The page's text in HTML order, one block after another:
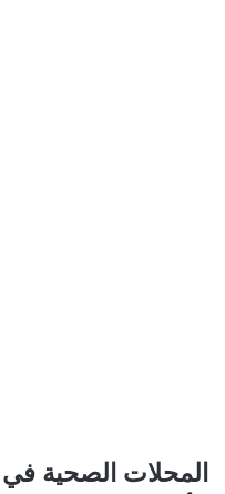
المحلات الصحية في